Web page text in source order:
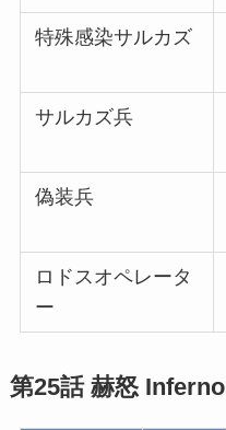
特殊感染サルカズ
サルカズ兵
偽装兵
ロドスオペレータ
ー
第25話 赫怒 Inferno